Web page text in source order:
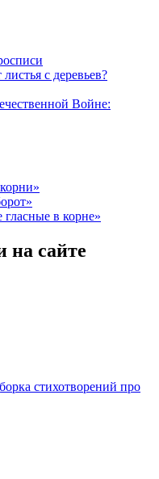
с деревьев?
Войне:
в корне»
на сайте
стихотворений про